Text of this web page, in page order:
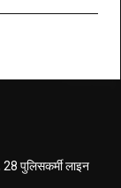
28 पुलिसकर्मी लाइन